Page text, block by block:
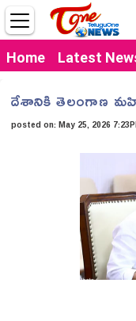
Home Latest
దేశానికి తెలంగాణ
posted on:May 25, 2026